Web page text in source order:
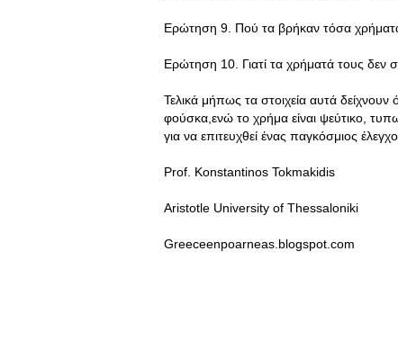
Ερώτηση 9. Πού τα βρήκαν τόσα
Ερώτηση 10. Γιατί τα χρήματά τους
Τελικά μήπως τα στοιχεία αυτά δείχνουν
φούσκα,ενώ το χρήμα είναι ψεύτικο,
για να επιτευχθεί ένας παγκόσμιος
Prof. Konstantinos Tokmakidis
Aristotle University of Thessaloniki
Greeceenpoarneas.blogspot.com